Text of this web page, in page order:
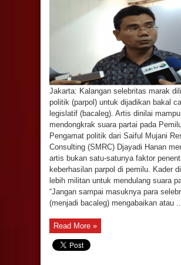
Jakarta: Kalangan selebritas marak
politik (parpol) untuk dijadikan bakal
legislatif (bacaleg). Artis dinilai mampu
mendongkrak suara partai pada
Pengamat politik dari Saiful Mujani
Consulting (SMRC) Djayadi Hanan
artis bukan satu-satunya faktor
keberhasilan parpol di pemilu. Kader
lebih militan untuk mendulang suara
“Jangan sampai masuknya para
(menjadi bacaleg) mengabaikan atau
Read More »